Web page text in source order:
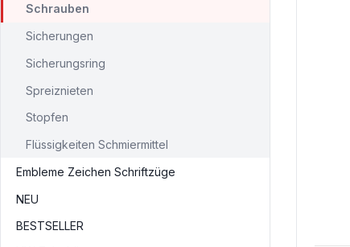
Schrauben
Sicherungen
Sicherungsring
Spreiznieten
Stopfen
Flüssigkeiten Schmiermittel
Embleme Zeichen Schriftzüge
NEU
BESTSELLER